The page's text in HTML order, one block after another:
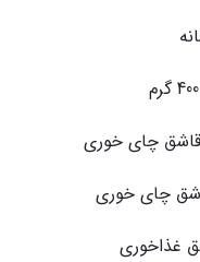
چای خوری